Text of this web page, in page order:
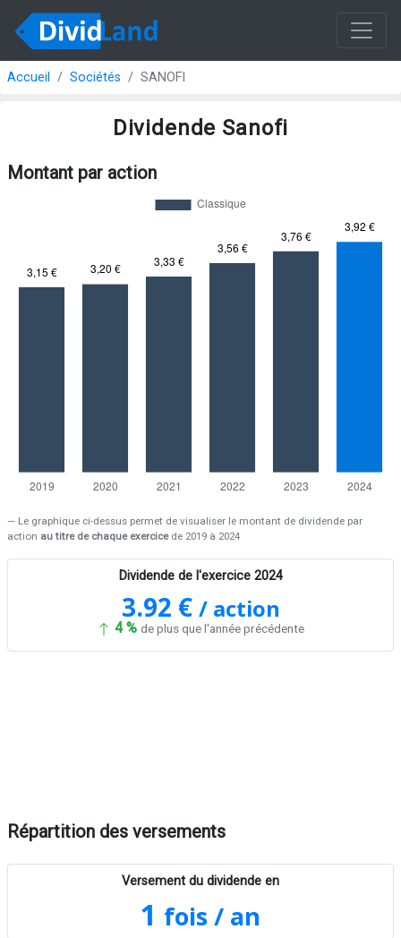
Accueil Sociétés SANOFI
Dividende Sanofi
Montant par action
Le graphique ci-dessus permet de visualiser le montant de dividende par
action au titre de chaque exercicede 2019 à 2024
Dividende de l'exercice 2024
3.92 € / action
4 % de plus que l'année précédente
Répartition des versements
Versement du dividende en
1 fois / an